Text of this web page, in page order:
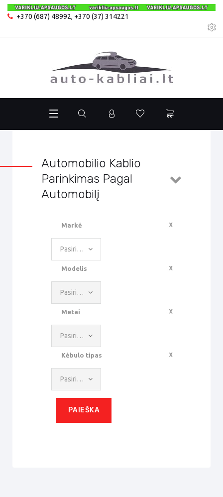
+370 (687) 48992, +370 (37) 314221
Automobilio Kablio
Parinkimas Pagal
Automobilį
Markė
Pasirinkite reikšmę
Modelis
Pasirinkite reikšmę
Metai
Pasirinkite reikšmę
Kėbulo tipas
Pasirinkite reikšmę
PAIEŠKA